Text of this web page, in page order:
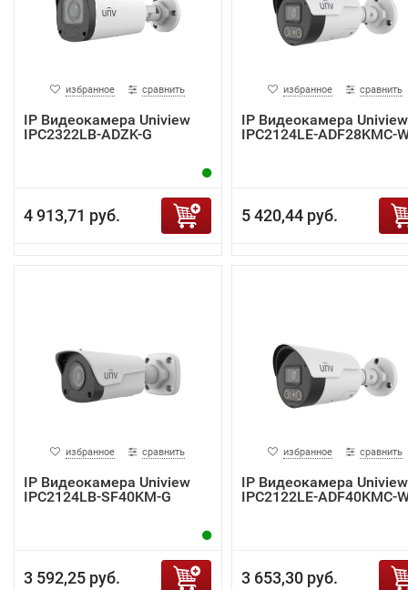
избранное сравнить
IP Видеокамера Uniview
IPC2322LB-ADZK-G
4 913,71 руб.
избранное сравнить
IP Видеокамера Uniview
IPC2124LE-ADF28KMC-
5 420,44 руб.
избранное сравнить
IP Видеокамера Uniview
IPC2124LB-SF40KM-G
3 592,25 руб.
избранное сравнить
IP Видеокамера Uniview
IPC2122LE-ADF40KMC-
3 653,30 руб.